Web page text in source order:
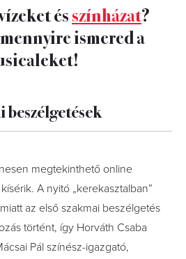
ésszínházat?
ismered a
beszélgetések
megtekinthető online
A nyitó „kerekasztalban”
az első szakmai beszélgetés
történt, így Horváth Csaba
Pál színész-igazgató,